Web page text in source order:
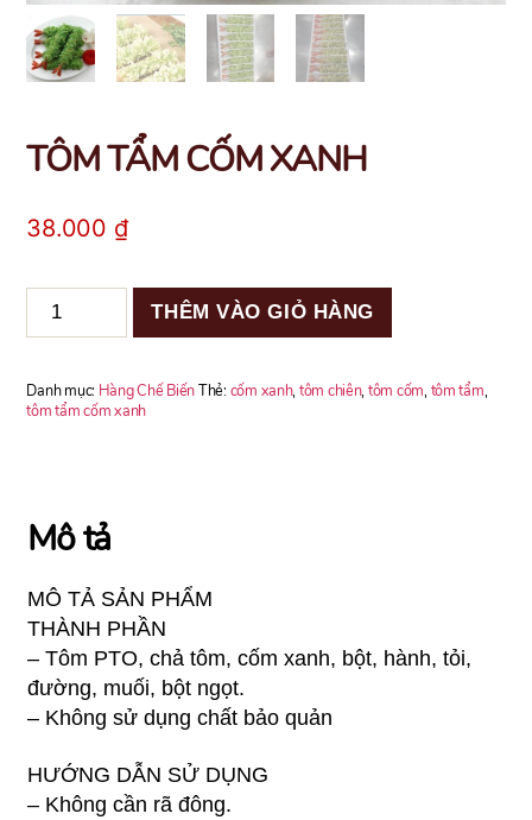
TÔM TẨM CỐM XANH
38.000 ₫
TÔM
TẨM
XANH
số
THÊM VÀO GIỎ HÀNG
Danh mục: Hàng Chế BiếnThẻ: cốm xanh, tôm chiên, tôm cốm, tôm tẩm,
tôm tẩm cốm xanh
Mô tả
MÔ TẢ SẢN PHẨM
THÀNH PHẦN
– Tôm PTO, chả tôm, cốm xanh, bột, hành, tỏi,
đường, muối, bột ngọt.
– Không sử dụng chất bảo quản
HƯỚNG DẪN SỬ DỤNG
– Không cần rã đông.